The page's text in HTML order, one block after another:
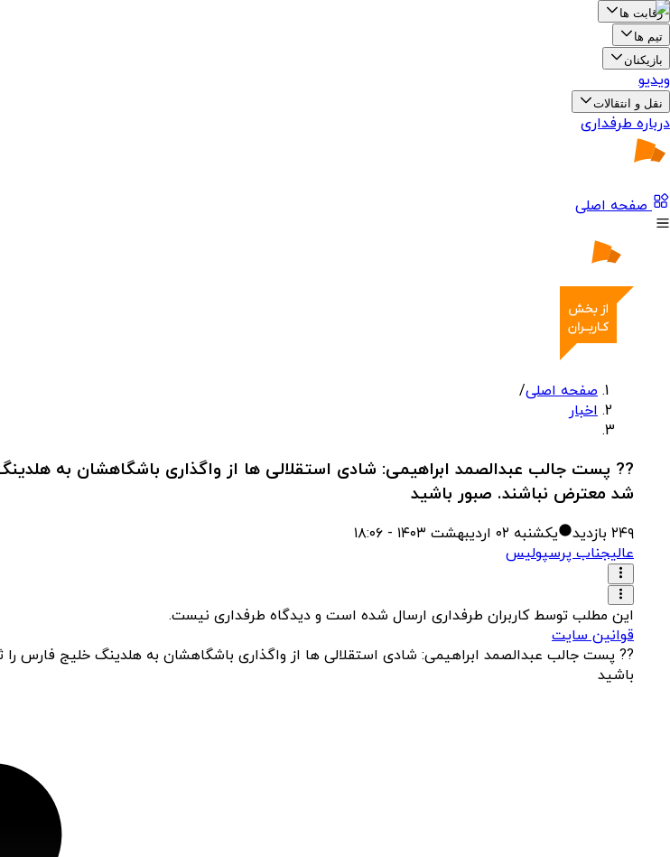
رقابت ها
تیم ها
بازیکنان
ویدیو
نقل و انتقالات
درباره طرفداری
صفحه اصلی
صفحه اصلی/
اخبار
?? پست جالب عبدالصمد ابراهیمی: شادی استقلالی ها از واگذاری باشگاهشان به
شد معترض نباشند. صبور باشید
۲۴۹ بازدید
یکشنبه ۰۲ اردیبهشت ۱۴۰۳ - ۱۸:۰۶
عالیجناب پرسپولیس
این مطلب توسط کاربران طرفداری ارسال شده است و دیدگاه طرفداری نیست.
قوانین سایت
?? پست جالب عبدالصمد ابراهیمی: شادی استقلالی ها از واگذاری باشگاهشان به هلدینگ خلیج
باشید